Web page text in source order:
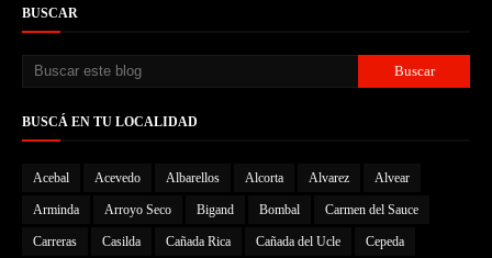
BUSCAR
BUSCÁ EN TU LOCALIDAD
Acebal Acevedo Albarellos Alcorta Alvarez Alvear
Arminda Arroyo Seco Bigand Bombal Carmen del Sauce
Carreras Casilda Cañada Rica Cañada del Ucle Cepeda